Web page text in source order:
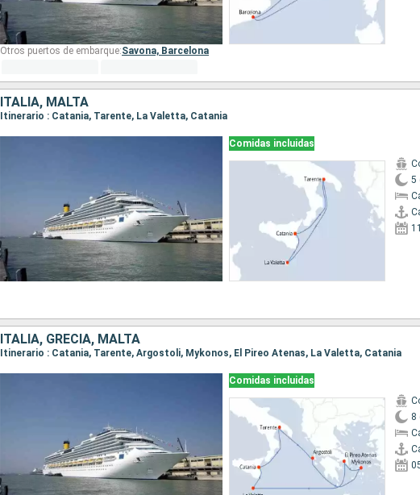
Otros puertos de embarque:Savona, Barcelona
ITALIA, MALTA
Itinerario : Catania, Tarente, La Valetta, Catania
Comidas incluidas
5
ITALIA, GRECIA, MALTA
Itinerario : Catania, Tarente, Argostoli, Mykonos, El Pireo Atenas, La Valetta, Catania
Comidas incluidas
8